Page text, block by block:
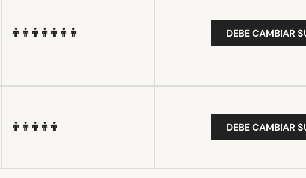
DEBE CAMBIAR
DEBE CAMBIAR